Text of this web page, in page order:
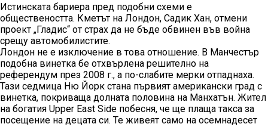
Истинската бариера пред подобни схеми е
обществеността. Кметът на Лондон, Садик Хан, отмени
проект „Гладис“ от страх да не бъде обвинен във война
срещу автомобилистите.
Лондон не е изключение в това отношение. В Манчестър
подобна винетка бе отхвърлена решително на
референдум през 2008 г., а по-слабите мерки отпаднаха.
Тази седмица Ню Йорк стана първият американски град с
винетка, покриваща долната половина на Манхатън. Жител
на богатия Upper East Side побесня, че ще плаща такса за
посещение на децата си. Те живеят само на осемнадесет